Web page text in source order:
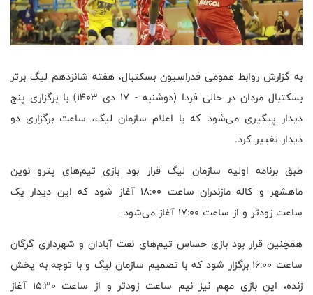
به گزارش روابط عمومی فدراسیون بسکتبال، هفته شانزدهم لیگ برتر
بسکتبال مردان در حالی فردا (دوشنبه - ۱۷ دی ۱۴۰۳) با برگزاری پنج
دیدار پیگیری می‌شود که با اعلام سازمان لیگ، ساعت برگزاری دو
دیدار تغییر کرد.
طبق برنامه اولیه سازمان لیگ قرار بود بازی تیم‌های پترو نوین
ماهشهر و کاله مازندران ساعت ۱۸:۰۰ آغاز شود که این دیدار یک
ساعت زودتر و از ساعت ۱۷:۰۰ آغاز می‌شود.
همچنین قرار بود بازی حساس تیم‌های نفت آبادان و شهرداری گرگان
ساعت ۱۶:۰۰ برگزار شود که با تصمیم سازمان لیگ و با توجه به پخش
زنده، این بازی مهم نیز نیم ساعت زودتر و از ساعت ۱۵:۳۰ آغاز